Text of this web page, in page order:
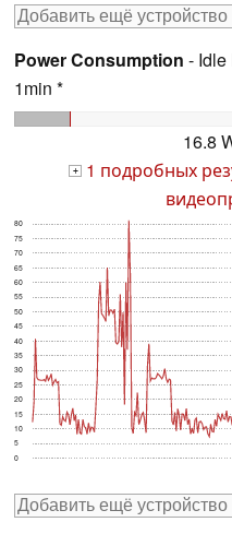
Power Consumption - Idle
1min *
16.8
+ 1 подробных
0
5
10
15
20
25
30
35
40
45
50
55
60
65
70
75
80